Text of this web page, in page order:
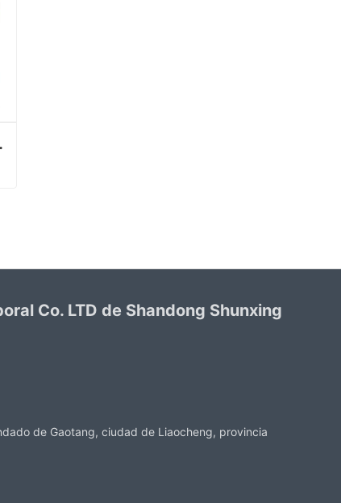
sandy
Co. LTD de Shandong Shunxing
de Gaotang, ciudad de Liaocheng, provincia